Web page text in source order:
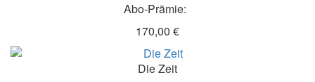
Abo-Prämie:
170,00 €
Die Zeit